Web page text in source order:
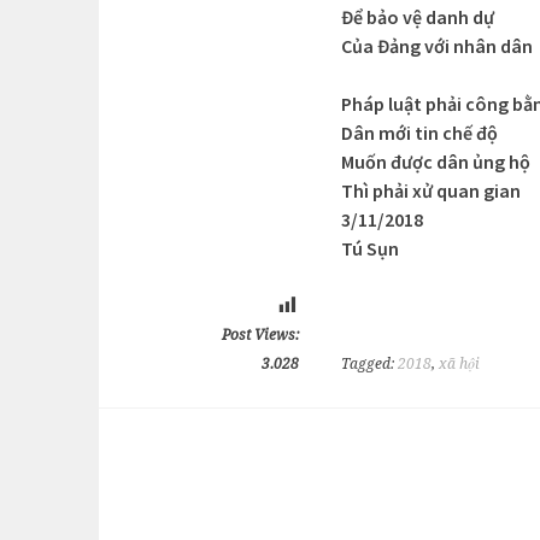
Để bảo vệ danh dự
Của Đảng với nhân dân
Pháp luật phải công
Dân mới tin chế độ
Muốn được dân ủng hộ
Thì phải xử quan gian
3/11/2018
Tú Sụn
Post Views:
3.028
Tagged: 2018, xã hội